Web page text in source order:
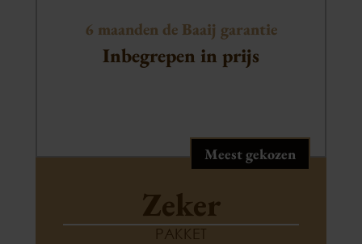
6 maanden de Baaij garantie
Inbegrepen in prijs
Meest gekozen
Zeker
PAKKET